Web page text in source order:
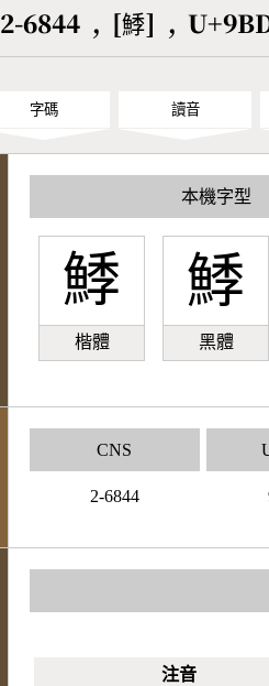
拼音查詢
2-6844 , [鯚] ,
字碼 讀音
本機字型
鯚
楷體
鯚
黑體
CNS
2-6844
注音